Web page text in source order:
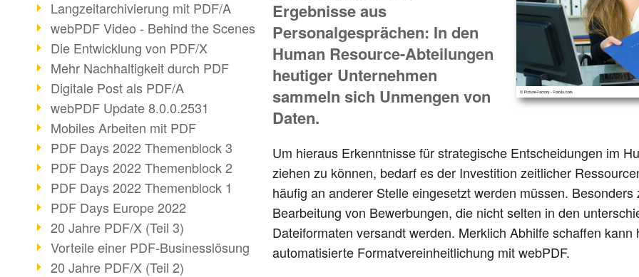
Langzeitarchivierung mit PDF/A
webPDF Video - Behind the Scenes
Die Entwicklung von PDF/X
Mehr Nachhaltigkeit durch PDF
Digitale Post als PDF/A
webPDF Update 8.0.0.2531
Mobiles Arbeiten mit PDF
PDF Days 2022 Themenblock 3
PDF Days 2022 Themenblock 2
PDF Days 2022 Themenblock 1
PDF Days Europe 2022
20 Jahre PDF/X (Teil 3)
Vorteile einer PDF-Businesslösung
20 Jahre PDF/X (Teil 2)
Ergebnisse aus
Personalgesprächen: In den
Human Resource-Abteilungen
heutiger Unternehmen
sammeln sich Unmengen von
Daten.
Um hieraus Erkenntnisse für strategische Entscheidungen im
ziehen zu können, bedarf es der Investition zeitlicher
häufig an anderer Stelle eingesetzt werden müssen.
Bearbeitung von Bewerbungen, die nicht selten in den
Dateiformaten versandt werden. Merklich Abhilfe schaffen kann
automatisierte Formatvereinheitlichung mit webPDF.